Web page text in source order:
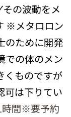
の波動をメ
※メタロロン
のために開発
での体のメン
くものですが
可は下りてい
時間※要予約